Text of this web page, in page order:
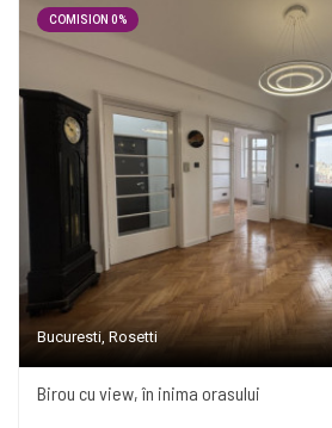
COMISION 0%
Bucuresti, Rosetti
Birou cu view, în inima orasului